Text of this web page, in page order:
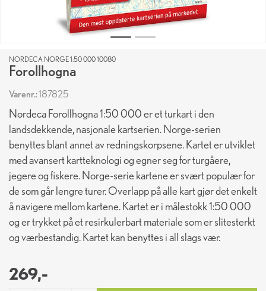
NORDECA NORGE 1:50 000 10080
Forollhogna
Varenr.:187825
Nordeca Forollhogna 1:50 000 er et turkart i den
landsdekkende, nasjonale kartserien. Norge-serien
benyttes blant annet av redningskorpsene. Kartet er utviklet
med avansert kartteknologi og egner seg for turgåere,
jegere og fiskere. Norge-serie kartene er svært populær for
de som går lengre turer. Overlapp på alle kart gjør det enkelt
å navigere mellom kartene. Kartet er i målestokk 1:50 000
og er trykket på et resirkulerbart materiale som er slitesterkt
og værbestandig. Kartet kan benyttes i all slags vær.
269,-